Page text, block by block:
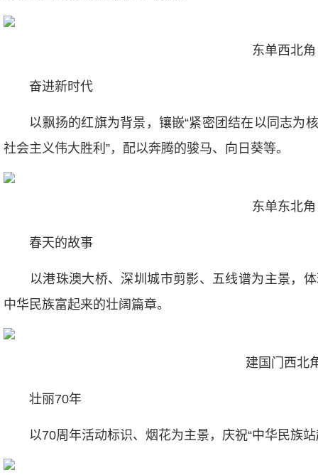
东单西北角
奋进新时代
以飘扬的红旗为背景，镶嵌“紧密团结在以同志为
社会主义伟大胜利”，配以奔腾的骏马、向日葵等。
东单东北角
春天的故事
以港珠澳大桥、深圳城市剪影、五线谱为主景，体
中华民族富起来的壮阔篇章。
建国门西北
壮丽70年
以70周年活动标识、烟花为主景，庆祝“中华民族站